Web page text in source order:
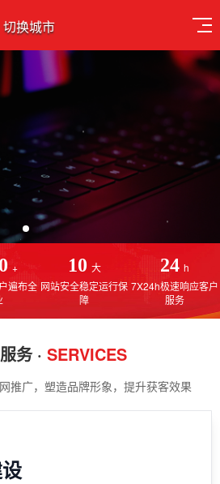
切换城市
建设行业13年
海口网站制作，海口SEO优化排名
+
遍布全
10 大
网站安全稳定运行保
障
24 h
7X24h极速响应客户
服务
务 · SERVICES
推广，塑造品牌形象，提升获客效果